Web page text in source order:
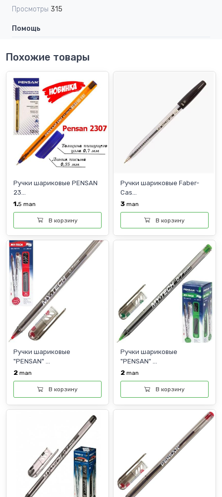
Просмотры 315
Помощь
Похожие товары
Ручки шариковые PENSAN
23...
1.5 man
В корзину
Ручки шариковые Faber-
Cas...
3 man
В корзину
Ручки шариковые
"PENSAN" ...
2 man
В корзину
Ручки шариковые
"PENSAN" ...
2 man
В корзину